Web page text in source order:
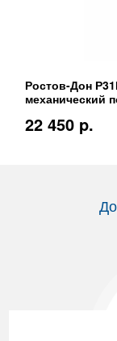
Ростов-Дон
механический
22 450 p.